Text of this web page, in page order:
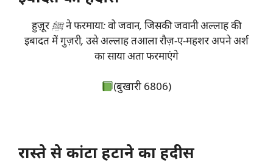
हुज़ूर ﷺ ने फरमाया: वो जवान, जिसकी जवानी अल्लाह की
इबादत में गुज़री, उसे अल्लाह तआला रौज़-ए-महशर अपने अर्श
का साया अता फरमाएंगे
(बुखारी 6806)
रास्ते से कांटा हटाने का हदीस